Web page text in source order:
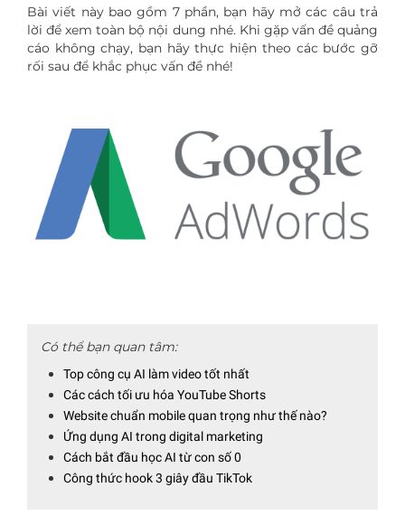
Bài viết này bao gồm 7 phần, bạn hãy mở các câu trả
lời để xem toàn bộ nội dung nhé. Khi gặp vấn đề quảng
cáo không chạy, bạn hãy thực hiện theo các bước gỡ
rối sau để khắc phục vấn đề nhé!
Có thể bạn quan tâm:
Top công cụ AI làm video tốt nhất
Các cách tối ưu hóa YouTube Shorts
Website chuẩn mobile quan trọng như thế nào?
Ứng dụng AI trong digital marketing
Cách bắt đầu học AI từ con số 0
Công thức hook 3 giây đầu TikTok